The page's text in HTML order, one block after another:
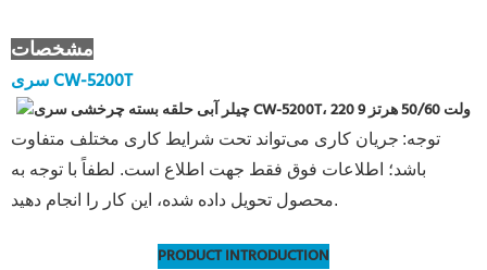
مشخصات
سری CW-5200T
توجه: جریان کاری می‌تواند تحت شرایط کاری مختلف متفاوت
باشد؛ اطلاعات فوق فقط جهت اطلاع است. لطفاً با توجه به
محصول تحویل داده شده، این کار را انجام دهید.
PRODUCT INTRODUCTION